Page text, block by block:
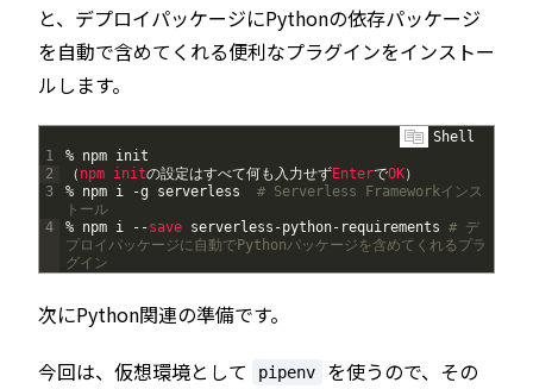
と、デプロイパッケージにPythonの依存パッケージ
を自動で含めてくれる便利なプラグインをインストー
ルします。
Shell
1
2
3
4
% npm init
（ npm initの設定はすべて何も入力せずEnterでOK）
% npm i -g serverless
# Serverless Frameworkインス
トール
% npm i --save serverless -python- requirements # デ
プロイパッケージに自動でPythonパッケージを含めてくれるプラ
グイン
次にPython関連の準備です。
今回は、仮想環境として
pipenv
を使うので、その